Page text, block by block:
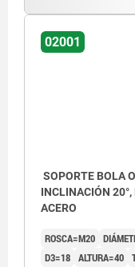
02001
SOPORTE BOLA OSCILANTE ÁNGULO DE
INCLINACIÓN
ACERO
ROSCA=M20
D3=18 ALTURA=40